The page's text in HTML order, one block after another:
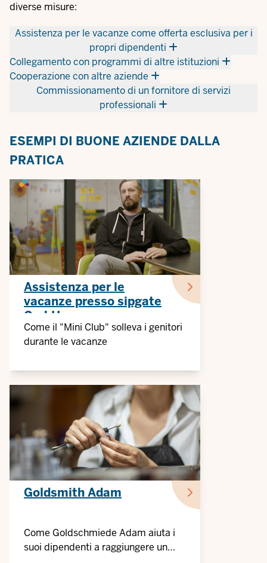
diverse misure:
Assistenza per le vacanze come offerta esclusiva per i
propri dipendenti
Collegamento con programmi di altre istituzioni
Cooperazione con altre aziende
Commissionamento di un fornitore di servizi
professionali
ESEMPI DI BUONE AZIENDE DALLA
PRATICA
Assistenza per le
vacanze presso sipgate
GmbH
Come il "Mini Club" solleva i genitori
durante le vacanze
Goldsmith Adam
Come Goldschmiede Adam aiuta i
suoi dipendenti a raggiungere un